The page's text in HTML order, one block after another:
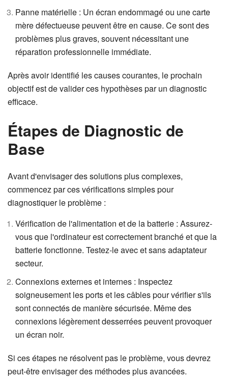
Panne matérielle : Un écran endommagé ou une carte
mère défectueuse peuvent être en cause. Ce sont des
problèmes plus graves, souvent nécessitant une
réparation professionnelle immédiate.
Après avoir identifié les causes courantes, le prochain
objectif est de valider ces hypothèses par un diagnostic
efficace.
Étapes de Diagnostic de
Base
Avant d'envisager des solutions plus complexes,
commencez par ces vérifications simples pour
diagnostiquer le problème :
Vérification de l'alimentation et de la batterie : Assurez-
vous que l'ordinateur est correctement branché et que la
batterie fonctionne. Testez-le avec et sans adaptateur
secteur.
Connexions externes et internes : Inspectez
soigneusement les ports et les câbles pour vérifier s'ils
sont connectés de manière sécurisée. Même des
connexions légèrement desserrées peuvent provoquer
un écran noir.
Si ces étapes ne résolvent pas le problème, vous devrez
peut-être envisager des méthodes plus avancées.